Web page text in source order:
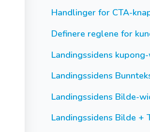
Handlinger for CTA-
Definere reglene for
Landingssidens
Landingssidens
Landingssidens Bilde-
Landingssidens Bilde +